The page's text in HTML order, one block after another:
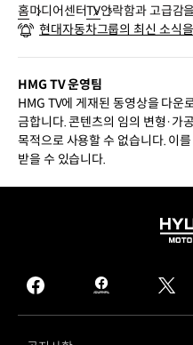
홈미디어센터TV안락함과 고급감
진 | 기아
현대자동차그룹의 최신 소식
HMG TV 운영팀
HMG TV에 게재된 동영상을 다운
금합니다. 콘텐츠의 임의 변형·가
목적으로 사용할 수 없습니다. 이
받을 수 있습니다.
GROUP
facebook
hmg
journal